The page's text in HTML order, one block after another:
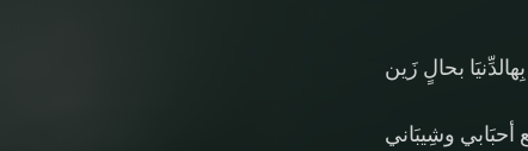
بحالٍ زَين
أحبَابي وشِيبَاني